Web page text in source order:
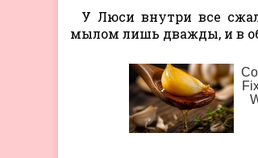
У Люси внутри все
мылом лишь дважды, и в